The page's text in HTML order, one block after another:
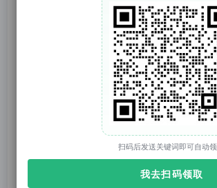
托你的福
3879篇原创内容
”，免费参加托福真题模考
托福98”，获得雅思成绩换算
2025”，获得2025年大范围预测
官网：tuonidefu.com.cn
扫码后发送关键词即可自动
我去扫码领取